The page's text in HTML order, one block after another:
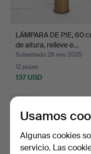
LÁMPARA DE PIE, 60
de altura, relieve e…
Subastado 26 nov 2025
12 pujas
137 USD
Usamos
Algunas cookies
servicio. Las